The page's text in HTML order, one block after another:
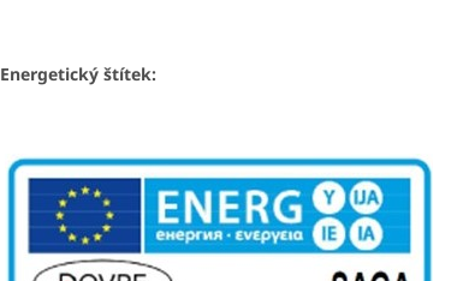
Energetický štítek: